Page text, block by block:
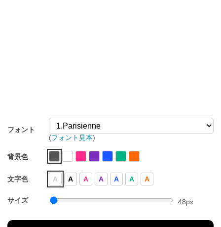
フォント
(フォント見本)
背景色
文字色 A A A A A A A
サイズ 48px